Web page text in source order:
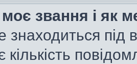
звання і як
знаходиться
кількість